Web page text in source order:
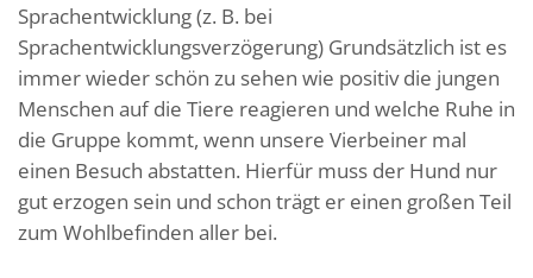
Sprachentwicklung (z. B. bei
Sprachentwicklungsverzögerung) Grundsätzlich ist es
immer wieder schön zu sehen wie positiv die jungen
Menschen auf die Tiere reagieren und welche Ruhe in
die Gruppe kommt, wenn unsere Vierbeiner mal
einen Besuch abstatten. Hierfür muss der Hund nur
gut erzogen sein und schon trägt er einen großen Teil
zum Wohlbefinden aller bei.